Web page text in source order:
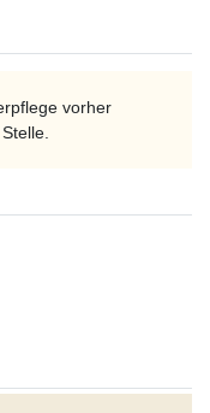
vorher